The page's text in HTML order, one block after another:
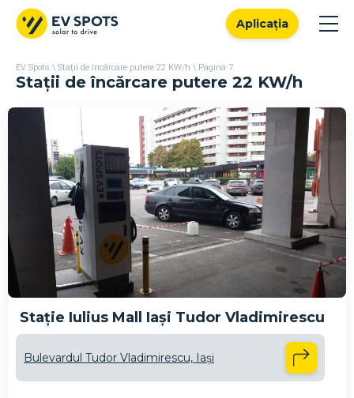
Aplicația
EV Spots \ Stații de încărcare putere 22 KW/h \ Pagina 7
Stații de încărcare putere 22 KW/h
Stație Iulius Mall Iași Tudor Vladimirescu
Bulevardul Tudor Vladimirescu, Iași